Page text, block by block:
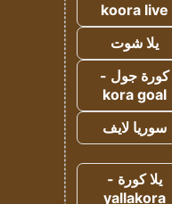
koora live
يلا شوت
كورة جول -
kora goal
سوريا لايف
يلا كورة -
yallakora